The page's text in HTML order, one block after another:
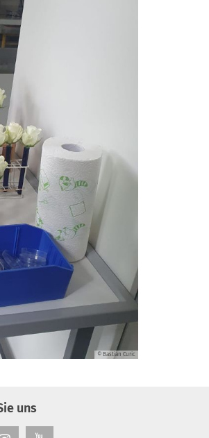
© Bastian Curic
uns